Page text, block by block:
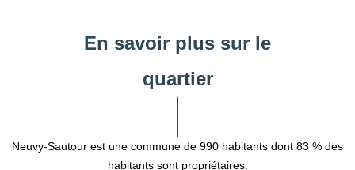
En savoir plus sur le
quartier
Neuvy-Sautour est une commune de 990 habitants dont 83 % des
habitants sont propriétaires.